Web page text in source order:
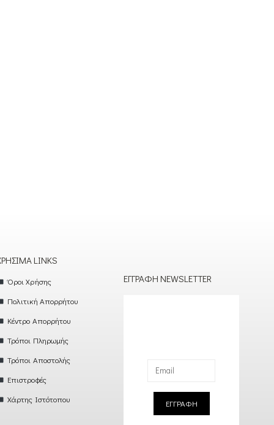
LINKS
Όροι Χρήσης
Πολιτική Απορρήτου
Κέντρο Απορρήτου
Τρόποι Πληρωμής
Τρόποι Αποστολής
Επιστροφές
Χάρτης Ιστότοπου
ΕΓΓΡΑΦΉ NEWSLETTER
ΕΓΓΡΑΦΗ